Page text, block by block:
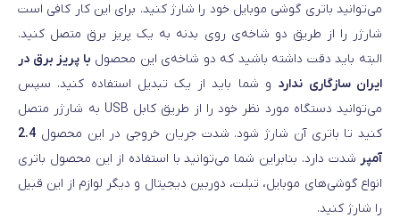
می‌توانید باتری گوشی موبایل خود را شارژ کنید. برای این کار کافی است
شارژر را از طریق دو شاخه‌ی روی بدنه به یک پریز برق متصل کنید.
البته باید دقت داشته باشید که دو شاخه‌ی این محصول با پریز برق در
ایران سازگاری ندارد و شما باید از یک تبدیل استفاده کنید. سپس
می‌توانید دستگاه مورد نظر خود را از طریق کابل USB به شارژر متصل
کنید تا باتری آن شارژ شود. شدت جریان خروجی در این محصول 2.4
آمپر شدت دارد. بنابراین شما می‌توانید با استفاده از این محصول باتری
انواع گوشی‌های موبایل، تبلت، دوربین دیجیتال و دیگر لوازم از این قبیل
را شارژ کنید.